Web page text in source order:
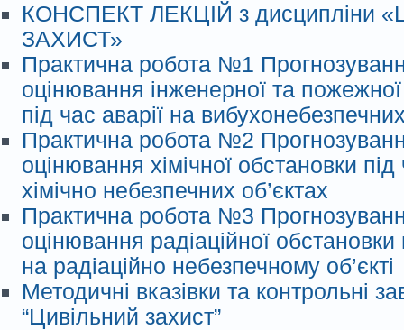
КОНСПЕКТ ЛЕКЦІЙ з дисципліни
ЗАХИСТ»
Практична робота №1
оцінювання інженерної та
під час аварії на
Практична робота №2
оцінювання хімічної обстановки під
хімічно небезпечних об’єктах
Практична робота №3
оцінювання радіаційної обстановки
на радіаційно небезпечному об’єкті
Методичні вказівки та контрольні
“Цивільний захист”